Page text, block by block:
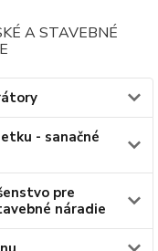
A STAVEBNÉ
- sanačné
pre
náradie